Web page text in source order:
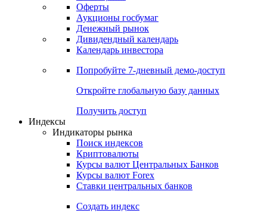
Оферты
Аукционы госбумаг
Денежный рынок
Дивидендный календарь
Календарь инвестора
Попробуйте 7-дневный демо-доступ
Откройте глобальную базу данных
Получить доступ
Индексы
Индикаторы рынка
Поиск индексов
Криптовалюты
Курсы валют Центральных Банков
Курсы валют Forex
Ставки центральных банков
Создать индекс